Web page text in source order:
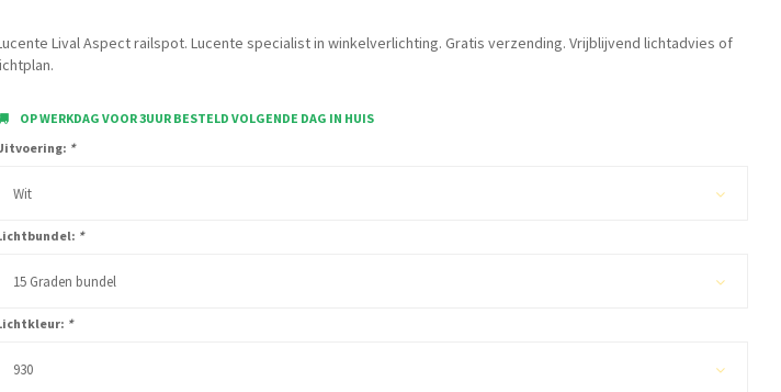
Lival Aspect railspot. Lucente specialist in winkelverlichting. Gratis verzending. Vrijblijvend lichtadvies of
OP WERKDAG VOOR 3UUR BESTELD VOLGENDE DAG IN HUIS
*
Wit
*
15 Graden bundel
*
930